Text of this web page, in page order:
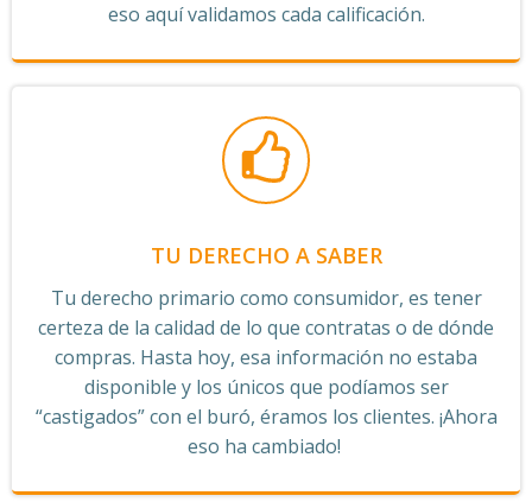
eso aquí validamos cada calificación.
TU DERECHO A SABER
Tu derecho primario como consumidor, es tener
certeza de la calidad de lo que contratas o de dónde
compras. Hasta hoy, esa información no estaba
disponible y los únicos que podíamos ser
“castigados” con el buró, éramos los clientes. ¡Ahora
eso ha cambiado!